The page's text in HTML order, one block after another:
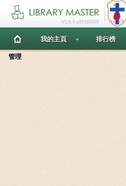
V3.6.0 p20160420
我的主頁 排行榜
管理